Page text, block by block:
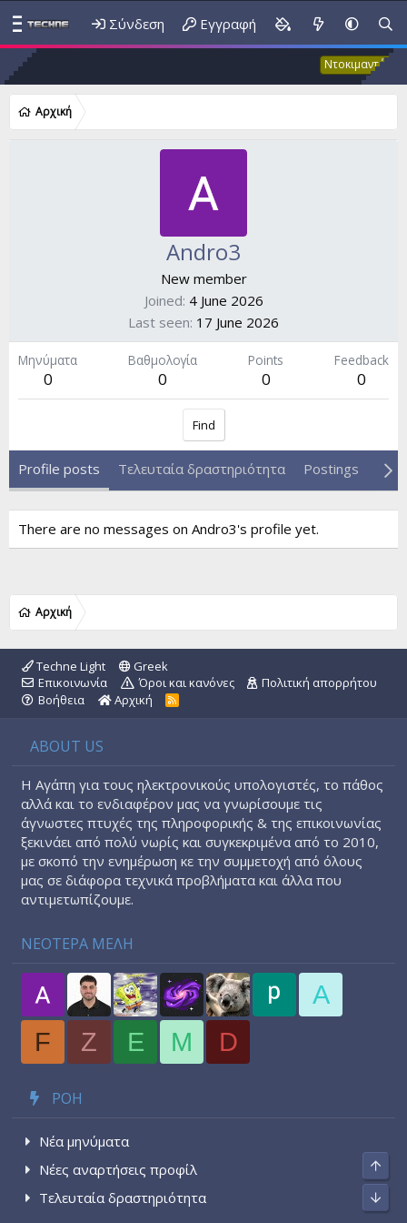
Σύνδεση Εγγραφή
Ντοκιμαντέρ
Αρχική
Andro3
New member
Joined 4 June 2026
Last seen 17 June 2026
Μηνύματα
0
Βαθμολογία
0
Points
0
Feedback
0
Find
Profile posts Τελευταία δραστηριότητα Postings
There are no messages on Andro3's profile yet.
Αρχική
Techne Light
Greek
Επικοινωνία
Όροι και κανόνες
Πολιτική απορρήτου
Βοήθεια
Αρχική
R
ABOUT US
Η Αγάπη για τους ηλεκτρονικούς υπολογιστές, το πάθος
αλλά και το ενδιαφέρον μας να γνωρίσουμε τις
άγνωστες πτυχές της πληροφορικής & της επικοινωνίας
ξεκινάει από πολύ νωρίς και συγκεκριμένα από το 2010,
με σκοπό την ενημέρωση κε την συμμετοχή από όλους
μας σε διάφορα τεχνικά προβλήματα και άλλα που
αντιμετωπίζουμε.
ΝΕΟΤΕΡΑ ΜΕΛΗ
A
F
Z E M D
ΡΟΉ
Νέα μηνύματα
Νέες αναρτήσεις προφίλ
Τελευταία δραστηριότητα
Top